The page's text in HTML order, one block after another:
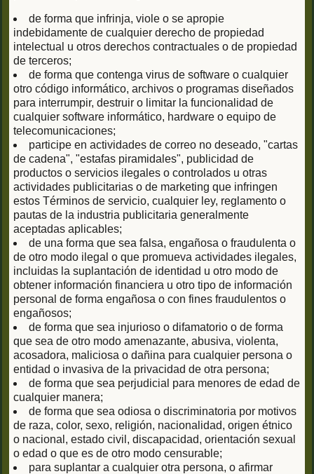
de forma que infrinja, viole o se apropie
indebidamente de cualquier derecho de propiedad
intelectual u otros derechos contractuales o de propiedad
de terceros;
de forma que contenga virus de software o cualquier
otro código informático, archivos o programas diseñados
para interrumpir, destruir o limitar la funcionalidad de
cualquier software informático, hardware o equipo de
telecomunicaciones;
participe en actividades de correo no deseado, "cartas
de cadena", "estafas piramidales", publicidad de
productos o servicios ilegales o controlados u otras
actividades publicitarias o de marketing que infringen
estos Términos de servicio, cualquier ley, reglamento o
pautas de la industria publicitaria generalmente
aceptadas aplicables;
de una forma que sea falsa, engañosa o fraudulenta o
de otro modo ilegal o que promueva actividades ilegales,
incluidas la suplantación de identidad u otro modo de
obtener información financiera u otro tipo de información
personal de forma engañosa o con fines fraudulentos o
engañosos;
de forma que sea injurioso o difamatorio o de forma
que sea de otro modo amenazante, abusiva, violenta,
acosadora, maliciosa o dañina para cualquier persona o
entidad o invasiva de la privacidad de otra persona;
de forma que sea perjudicial para menores de edad de
cualquier manera;
de forma que sea odiosa o discriminatoria por motivos
de raza, color, sexo, religión, nacionalidad, origen étnico
o nacional, estado civil, discapacidad, orientación sexual
o edad o que es de otro modo censurable;
para suplantar a cualquier otra persona, o afirmar